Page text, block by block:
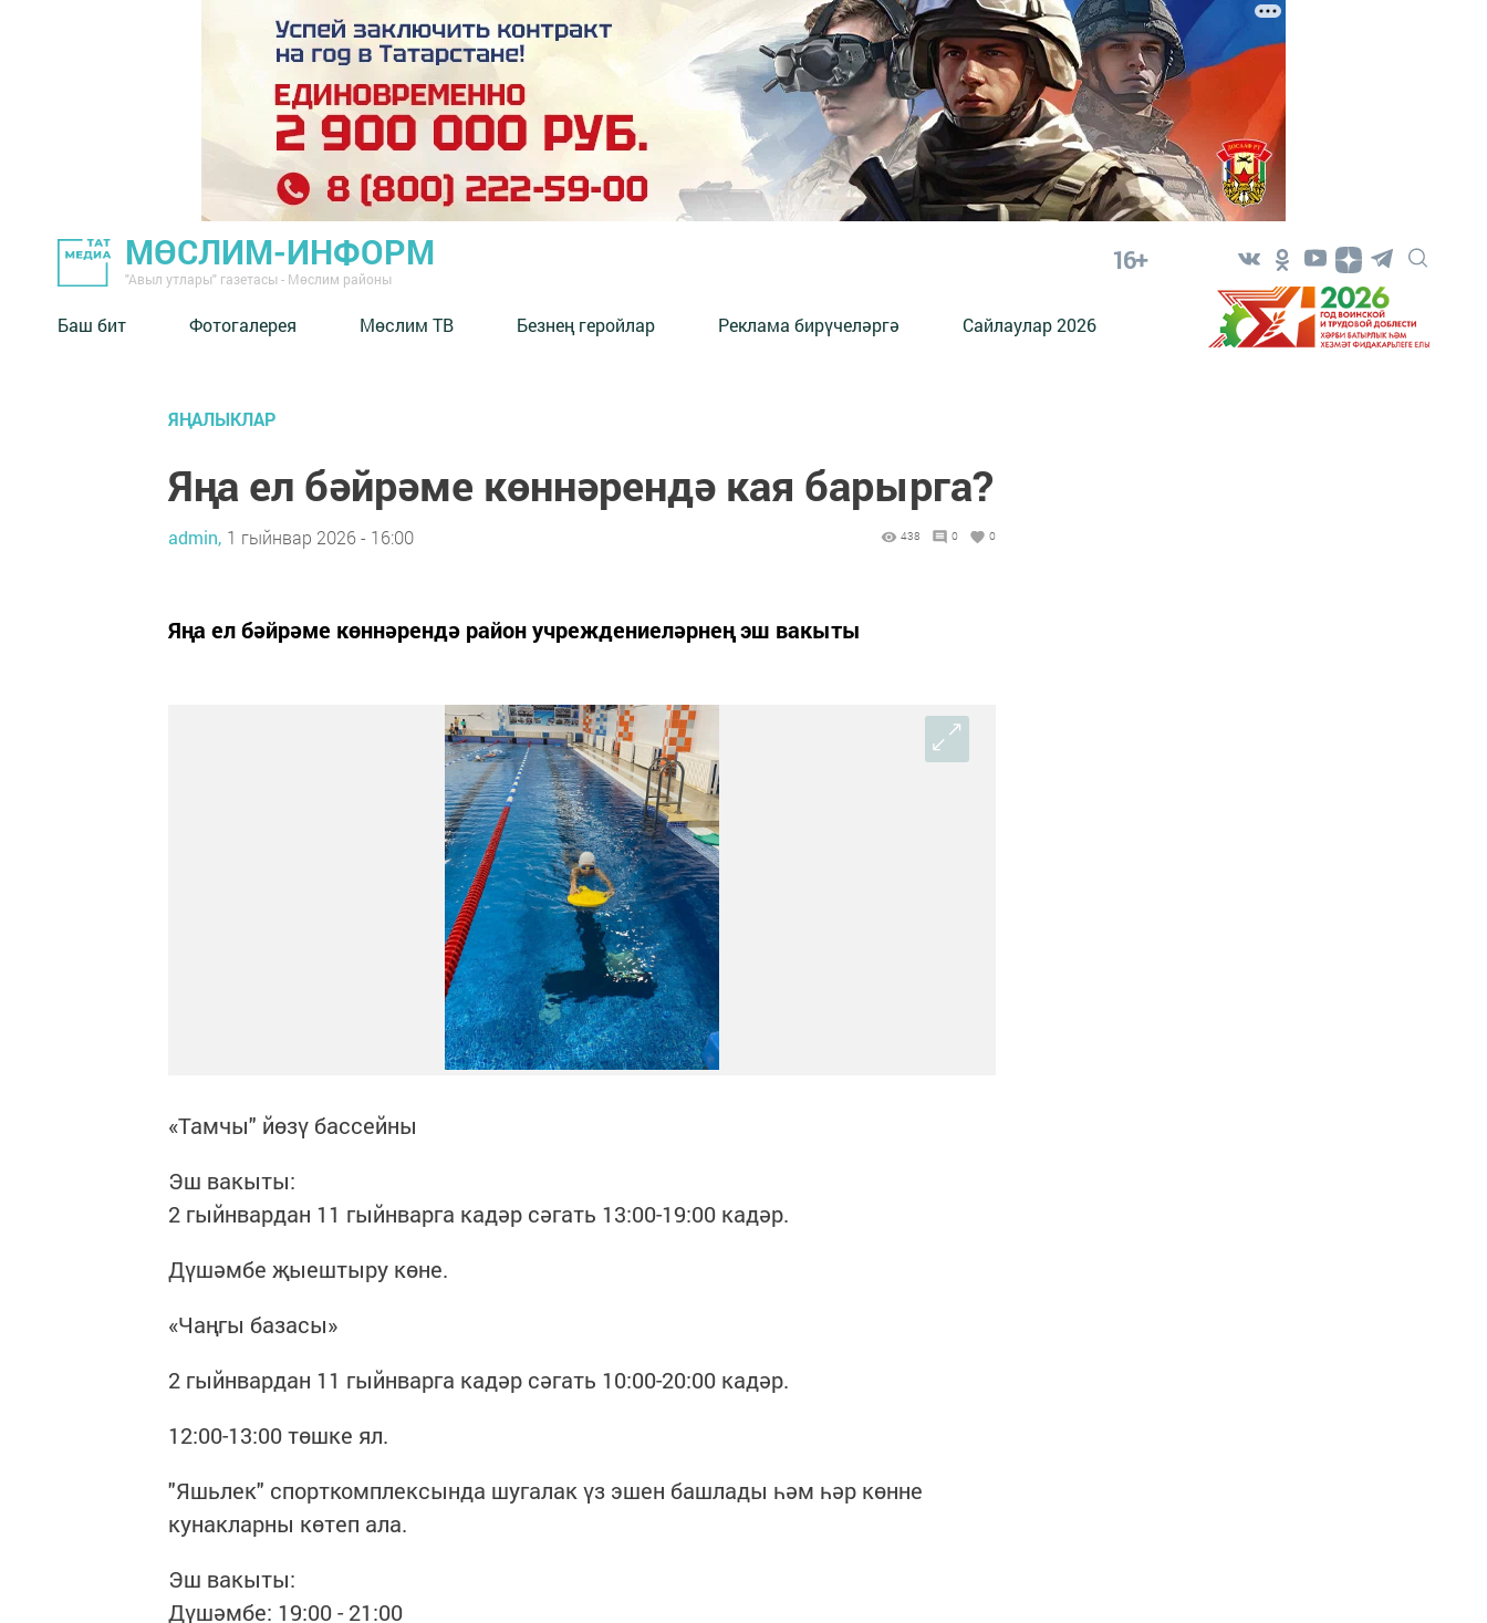
МӨСЛИМ-ИНФОРМ
"Авыл утлары" газетасы - Мөслим районы
16+
Баш бит Фотогалерея Мөслим ТВ Безнең геройлар Реклама бирүчеләргә Сайлаулар 2026
ЯҢАЛЫКЛАР
Яңа ел бәйрәме көннәрендә кая барырга?
admin, 1 гыйнвар 2026 - 16:00 438 0 0
Яңа ел бәйрәме көннәрендә район учреждениеләрнең эш вакыты
«Тамчы" йөзү бассейны
Эш вакыты:
2 гыйнвардан 11 гыйнварга кадәр сәгать 13:00-19:00 кадәр.
Дүшәмбе җыештыру көне.
«Чаңгы базасы»
2 гыйнвардан 11 гыйнварга кадәр сәгать 10:00-20:00 кадәр.
12:00-13:00 төшке ял.
"Яшьлек" спорткомплексында шугалак үз эшен башлады һәм һәр көнне
кунакларны көтеп ала.
Эш вакыты:
Дүшәмбе: 19:00 - 21:00